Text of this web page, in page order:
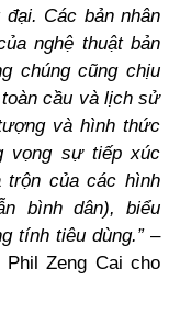
Các bản nhân
nghệ thuật bản
chúng cũng chịu
cầu và lịch sử
và hình thức
vọng sự tiếp xúc
trộn của các hình
bình dân), biểu
tính tiêu dùng.”–
Zeng Cai cho